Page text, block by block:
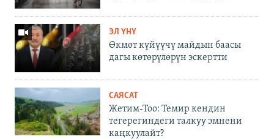
ЭЛ ҮНҮ
Өкмөт күйүүчү майдын баасы
дагы көтөрүлөрүн эскертти
САЯСАТ
Жетим-Тоо: Темир кендин
тегерегиндеги талкуу эмнени
каңкуулайт?